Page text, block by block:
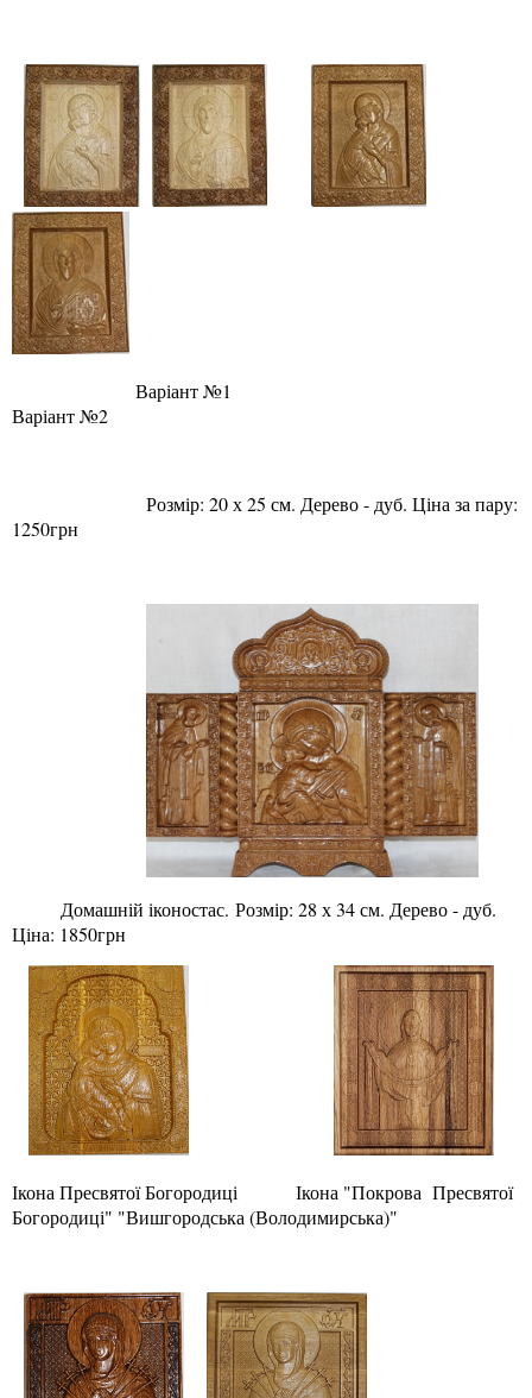
Варіант №1
Варіант №2
Розмір: 20 х 25 см. Дерево - дуб. Ціна за пару:
1250грн
Домашній іконостас. Розмір: 28 х 34 см. Дерево - дуб.
Ціна: 1850грн
Ікона Пресвятої Богородиці Ікона "Покрова Пресвятої
Богородиці" "Вишгородська (Володимирська)"